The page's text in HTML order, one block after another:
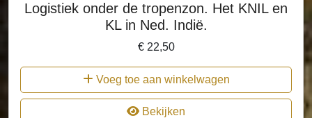
Logistiek onder de tropenzon. Het KNIL en
KL in Ned. Indië.
€22,50
Voeg toe aan winkelwagen
Bekijken